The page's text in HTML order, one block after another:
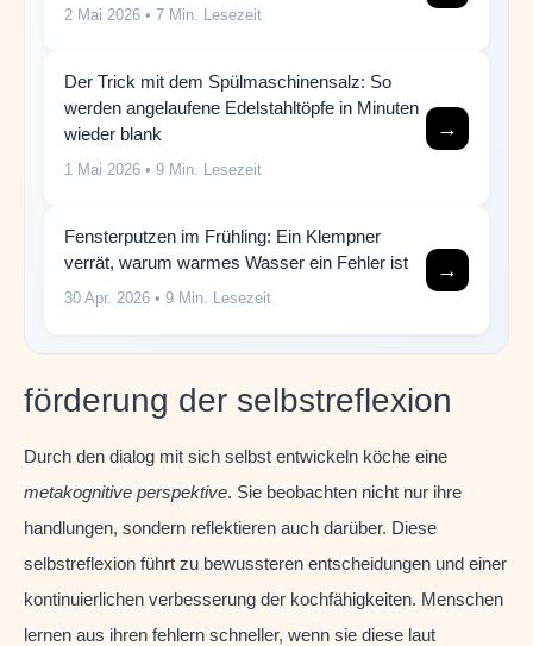
2 Mai 2026 • 7 Min. Lesezeit
Der Trick mit dem Spülmaschinensalz: So
werden angelaufene Edelstahltöpfe in Minuten
wieder blank
1 Mai 2026 • 9 Min. Lesezeit
→
Fensterputzen im Frühling: Ein Klempner
verrät, warum warmes Wasser ein Fehler ist
30 Apr. 2026 • 9 Min. Lesezeit
→
förderung der selbstreflexion
Durch den dialog mit sich selbst entwickeln köche eine
metakognitive perspektive. Sie beobachten nicht nur ihre
handlungen, sondern reflektieren auch darüber. Diese
selbstreflexion führt zu bewussteren entscheidungen und einer
kontinuierlichen verbesserung der kochfähigkeiten. Menschen
lernen aus ihren fehlern schneller, wenn sie diese laut